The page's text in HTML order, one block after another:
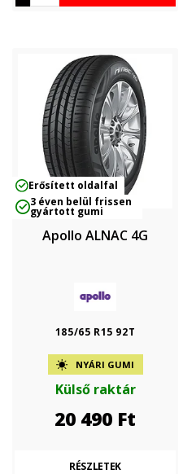
Erősített oldalfal
3 éven belül frissen
gyártott gumi
Apollo ALNAC 4G
185/65 R15 92T
NYÁRI GUMI
Külső raktár
20 490 Ft
RÉSZLETEK